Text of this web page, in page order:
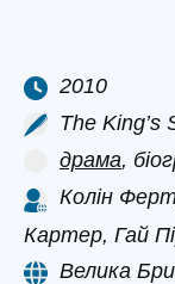
2010
The King’s
драма,
Колін
Картер, Гай
Велика